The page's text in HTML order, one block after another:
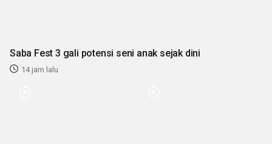
Saba Fest 3 gali potensi seni anak sejak dini
14 jam lalu